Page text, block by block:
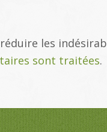
les
sont traitées.